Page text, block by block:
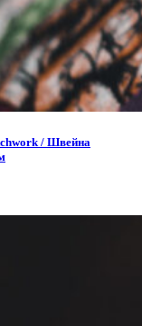
/ Швейна